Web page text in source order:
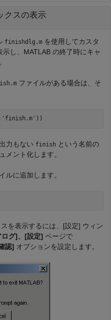
クスの表示
finishdlg.m を使用してカスタ
し、MATLAB の終了時にキャ
ファイルがある場合は、そ
'finish.m'
力もない finish という名前の
メント化します。
ルに追加します。
を表示するには、[設定] ウィン
グ]、[設定] ページで
認] オプションを設定します。